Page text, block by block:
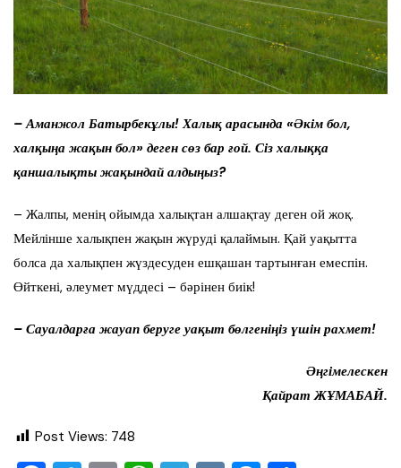
– Аманжол Батырбекұлы! Халық арасында «Әкім бол,
халқыңа жақын бол» деген сөз бар ғой. Сіз халыққа
қаншалықты жақындай алдыңыз?
– Жалпы, менің ойымда халықтан алшақтау деген ой жоқ.
Мейлінше халықпен жақын жүруді қалаймын. Қай уақытта
болса да халықпен жүздесуден ешқашан тартынған емеспін.
Өйткені, әлеумет мүддесі – бәрінен биік!
– Сауалдарға жауап беруге уақыт бөлгеніңіз үшін рахмет!
Әңгімелескен
Қайрат ЖҰМАБАЙ.
Post Views: 748